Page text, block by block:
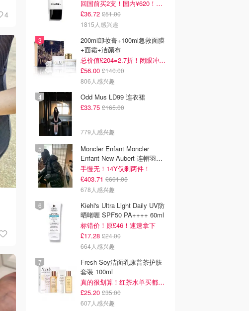
4
回国前买2支！国内¥620！立省近一半！
£36.72 £51.00
1815人感兴趣
200ml卸妆膏+100ml急救面膜
+面霜+洁颜布
总价值£204=2.7折！闭眼冲这套！
£56.00 £140.00
806人感兴趣
Odd Mus LD99 连衣裙
£33.75 £165.00
779人感兴趣
Moncler Enfant Moncler
Enfant New Aubert 连帽羽绒
服
手慢无！14Y仅剩两件！
£403.71 £601.05
678人感兴趣
Kiehl's Ultra Light Daily UV防
晒啫喱 SPF50 PA++++ 60ml
标错价！原£46！速速拿下
£17.28 £24.00
664人感兴趣
Fresh Soy洁面乳康普茶护肤
套装 100ml
真的很划算！红茶水单买都要£35！
£25.20 £35.00
607人感兴趣